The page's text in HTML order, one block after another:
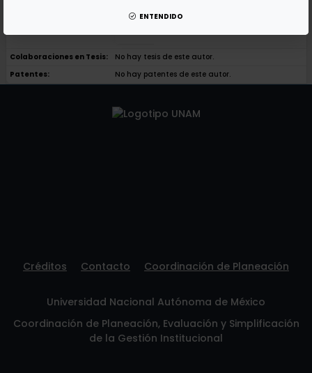
ENTENDIDO
7.- Reversal of extinction by scopolamine
Colaboraciones en Tesis:
No hay tesis de este autor.
Patentes:
No hay patentes de este autor.
Créditos Contacto Coordinación de Planeación
Universidad Nacional Autónoma de México
Coordinación de Planeación, Evaluación y Simplificación
de la Gestión Institucional